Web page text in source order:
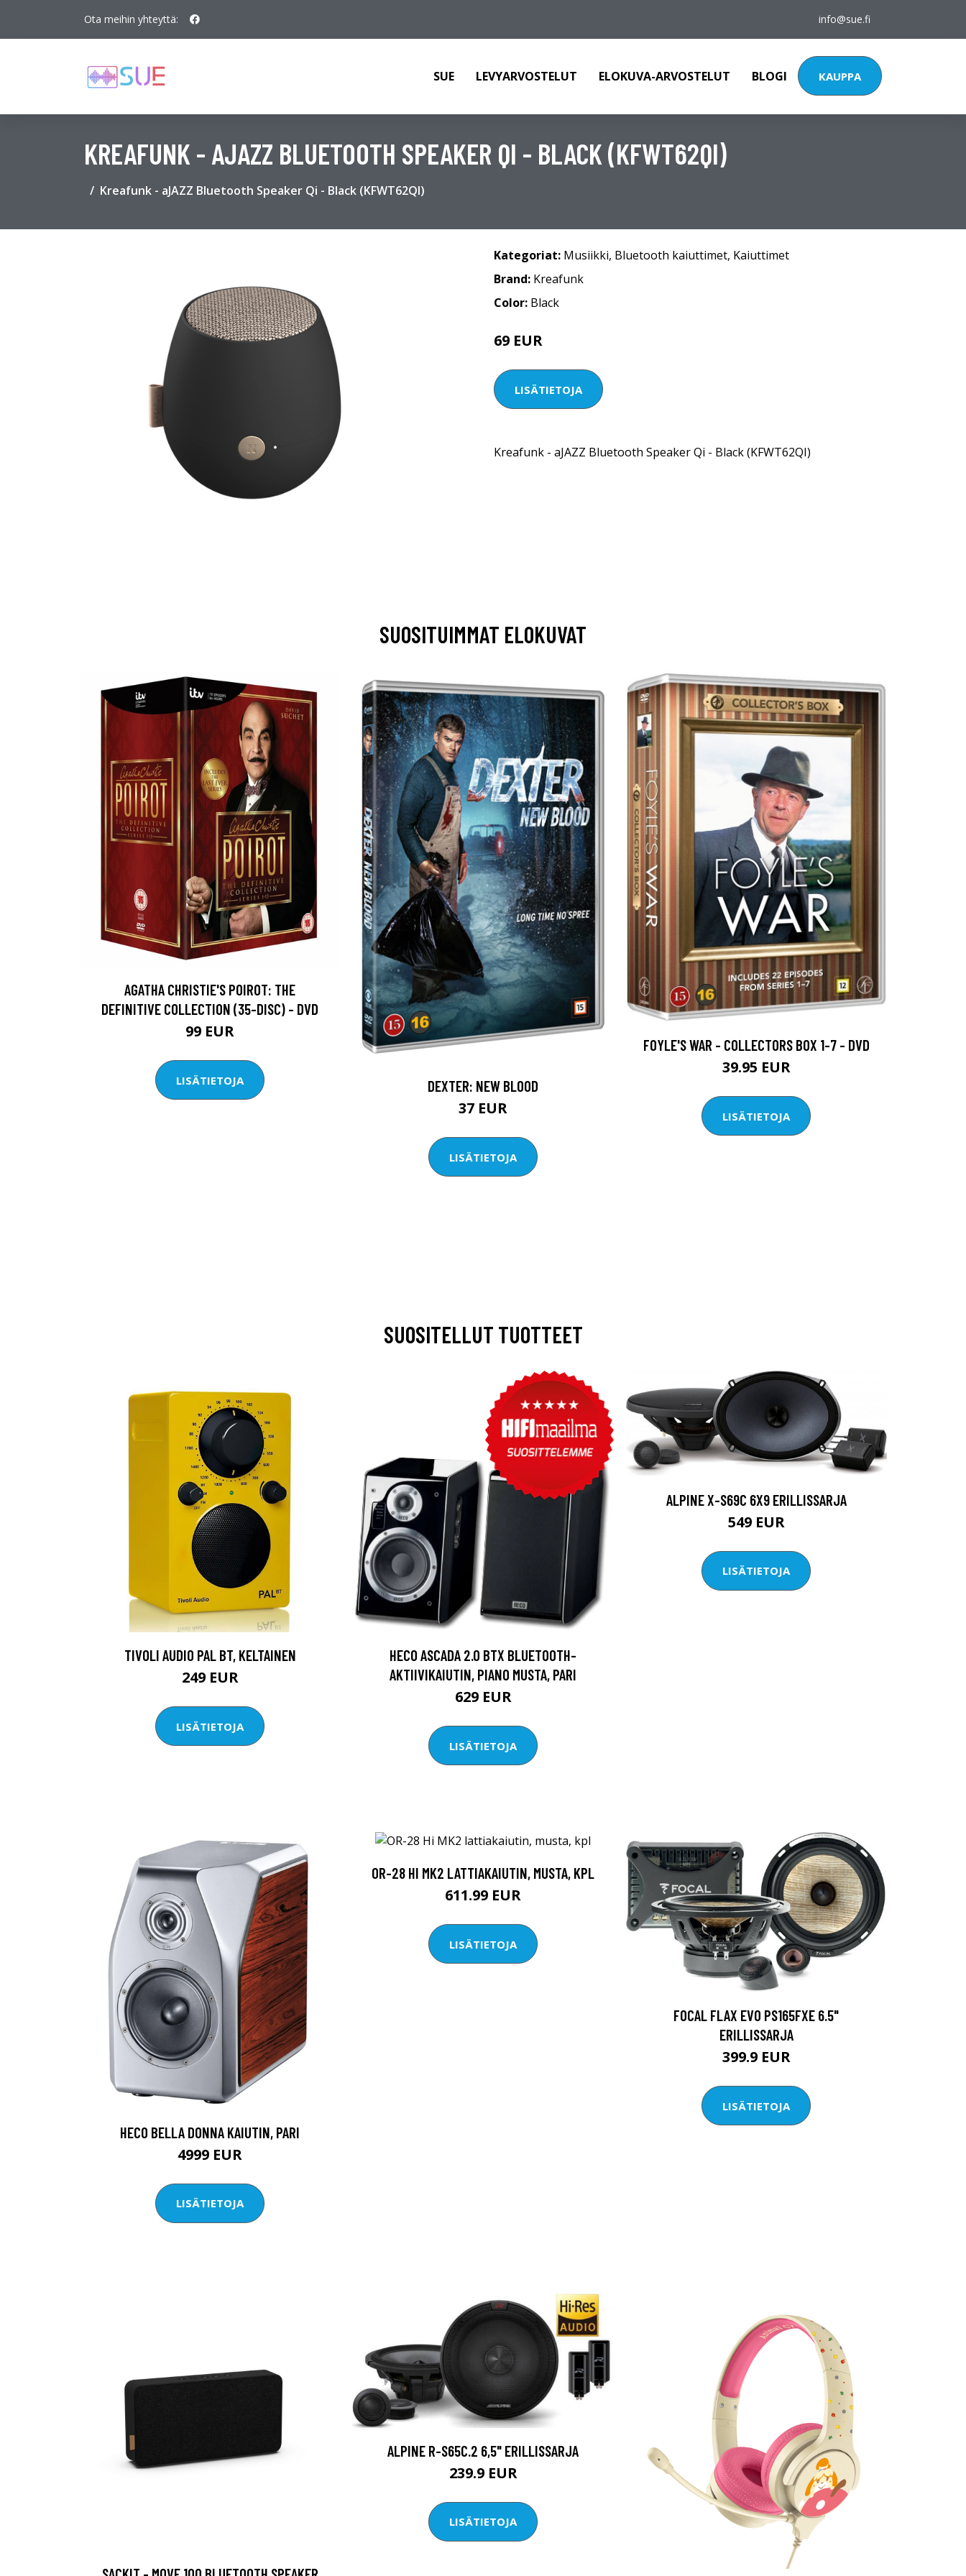
Ota meihin yhteyttä: info@sue.fi
SUE LEVYARVOSTELUT ELOKUVA-ARVOSTELUT BLOGI KAUPPA
KREAFUNK - AJAZZ BLUETOOTH SPEAKER QI - BLACK (KFWT62QI)
Kreafunk - aJAZZ Bluetooth Speaker Qi - Black (KFWT62QI)
Kategoriat: Musiikki, Bluetooth kaiuttimet, Kaiuttimet
Brand: Kreafunk
Color: Black
69 EUR
LISÄTIETOJA
Kreafunk - aJAZZ Bluetooth Speaker Qi - Black (KFWT62QI)
SUOSITUIMMAT ELOKUVAT
AGATHA CHRISTIE'S POIROT: THE
DEFINITIVE COLLECTION (35-DISC) - DVD
99 EUR
LISÄTIETOJA DEXTER: NEW BLOOD
37 EUR
LISÄTIETOJA
FOYLE'S WAR - COLLECTORS BOX 1-7 - DVD
39.95 EUR
LISÄTIETOJA
SUOSITELLUT TUOTTEET
TIVOLI AUDIO PAL BT, KELTAINEN
249 EUR
LISÄTIETOJA
HECO ASCADA 2.0 BTX BLUETOOTH-
AKTIIVIKAIUTIN, PIANO MUSTA, PARI
629 EUR
LISÄTIETOJA
ALPINE X-S69C 6X9 ERILLISSARJA
549 EUR
LISÄTIETOJA
HECO BELLA DONNA KAIUTIN, PARI
4999 EUR
LISÄTIETOJA
OR-28 HI MK2 LATTIAKAIUTIN, MUSTA, KPL
611.99 EUR
LISÄTIETOJA
FOCAL FLAX EVO PS165FXE 6.5"
ERILLISSARJA
399.9 EUR
LISÄTIETOJA
ALPINE R-S65C.2 6,5" ERILLISSARJA
239.9 EUR
LISÄTIETOJA